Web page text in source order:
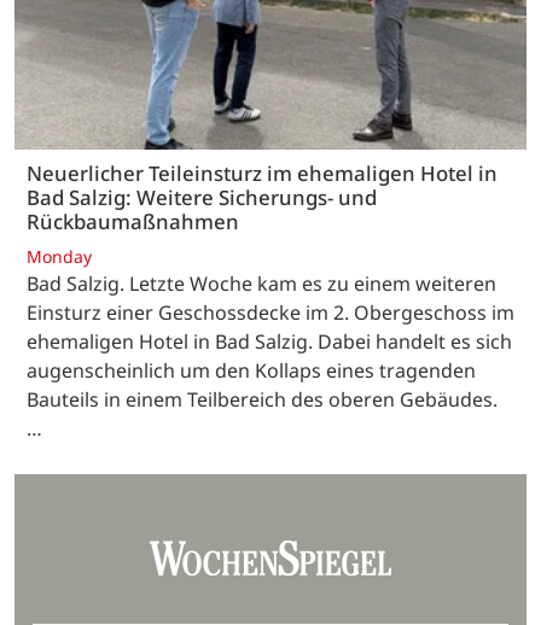
Neuerlicher Teileinsturz im ehemaligen Hotel in
Bad Salzig: Weitere Sicherungs- und
Rückbaumaßnahmen
Monday
Bad Salzig. Letzte Woche kam es zu einem weiteren
Einsturz einer Geschossdecke im 2. Obergeschoss im
ehemaligen Hotel in Bad Salzig. Dabei handelt es sich
augenscheinlich um den Kollaps eines tragenden
Bauteils in einem Teilbereich des oberen Gebäudes.
…